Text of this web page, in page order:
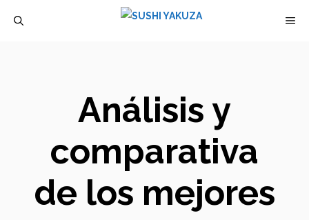
Análisis y
comparativa
de los mejores